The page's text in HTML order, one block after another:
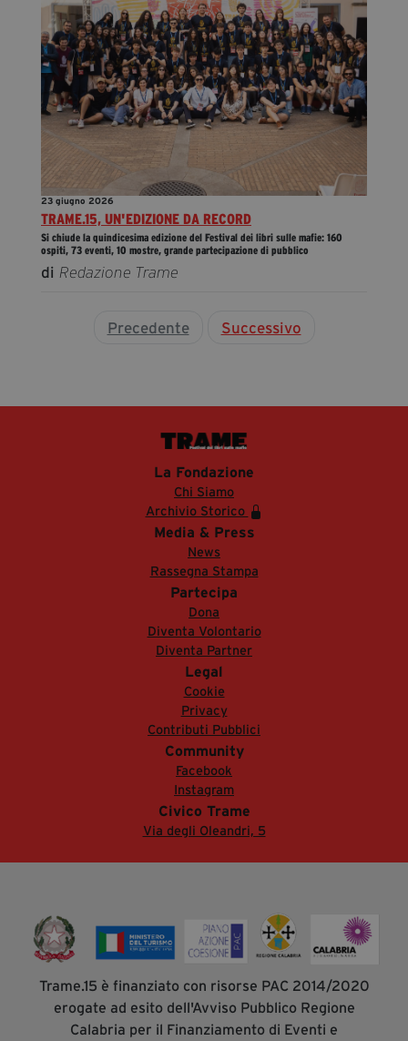
23 giugno 2026
TRAME.15, UN'EDIZIONE DA RECORD
Si chiude la quindicesima edizione del Festival dei libri sulle mafie: 160
ospiti, 73 eventi, 10 mostre, grande partecipazione di pubblico
di Redazione Trame
Precedente Successivo
La Fondazione
Chi Siamo
Archivio Storico
Media & Press
News
Rassegna Stampa
Partecipa
Dona
Diventa Volontario
Diventa Partner
Legal
Cookie
Privacy
Contributi Pubblici
Community
Facebook
Instagram
Civico Trame
Via degli Oleandri, 5
Trame.15 è finanziato con risorse PAC 2014/2020
erogate ad esito dell'Avviso Pubblico Regione
Calabria per il Finanziamento di Eventi e